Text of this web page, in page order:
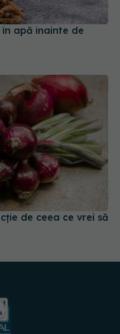
în apă înainte de
de ceea ce vrei să